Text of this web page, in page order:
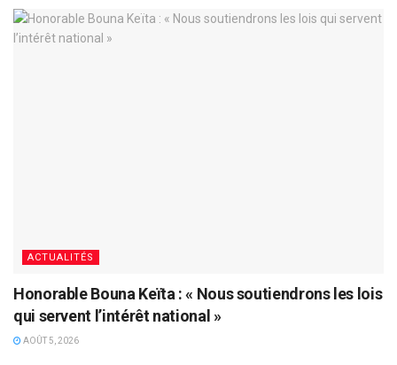
ACTUALITÉS
Honorable Bouna Keïta : « Nous soutiendrons les lois
qui servent l’intérêt national »
AOÛT 5, 2026